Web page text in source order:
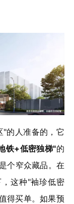
的人准备的，它
铁+低密独梯"的
个窄众藏品。在
这种"袖珍低密
得买单。如果预